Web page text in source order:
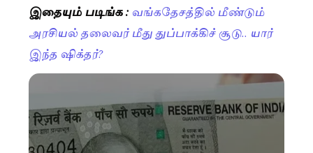
இதையும் படிங்க : வங்கதேசத்தில் மீண்டும்
அரசியல் தலைவர் மீது துப்பாக்கிச் சூடு.. யார்
இந்த ஷிக்தர்?